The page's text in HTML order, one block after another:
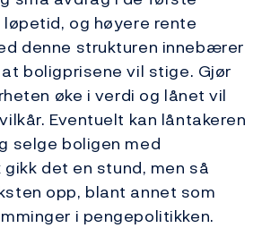
og høyere rente
denne strukturen innebærer
boligprisene vil stige. Gjør
øke i verdi og lånet vil
Eventuelt kan låntakeren
selge boligen med
det en stund, men så
opp, blant annet som
i pengepolitikken.